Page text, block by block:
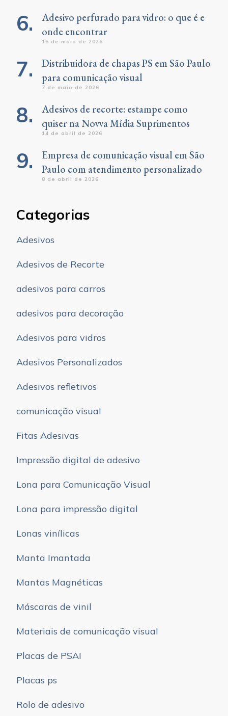
Adesivo perfurado para vidro: o que é e
onde encontrar
15 de maio de 2026
Distribuidora de chapas PS em São Paulo
para comunicação visual
7 de maio de 2026
Adesivos de recorte: estampe como
quiser na Novva Mídia Suprimentos
14 de abril de 2026
Empresa de comunicação visual em São
Paulo com atendimento personalizado
8 de abril de 2026
Categorias
Adesivos
Adesivos de Recorte
adesivos para carros
adesivos para decoração
Adesivos para vidros
Adesivos Personalizados
Adesivos refletivos
comunicação visual
Fitas Adesivas
Impressão digital de adesivo
Lona para Comunicação Visual
Lona para impressão digital
Lonas vinílicas
Manta Imantada
Mantas Magnéticas
Máscaras de vinil
Materiais de comunicação visual
Placas de PSAI
Placas ps
Rolo de adesivo